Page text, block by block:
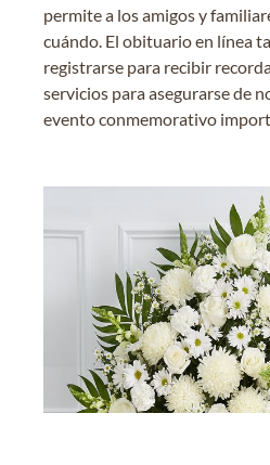
permite a los amigos y
cuándo. El obituario en línea
registrarse para recibir
servicios para asegurarse de
evento conmemorativo